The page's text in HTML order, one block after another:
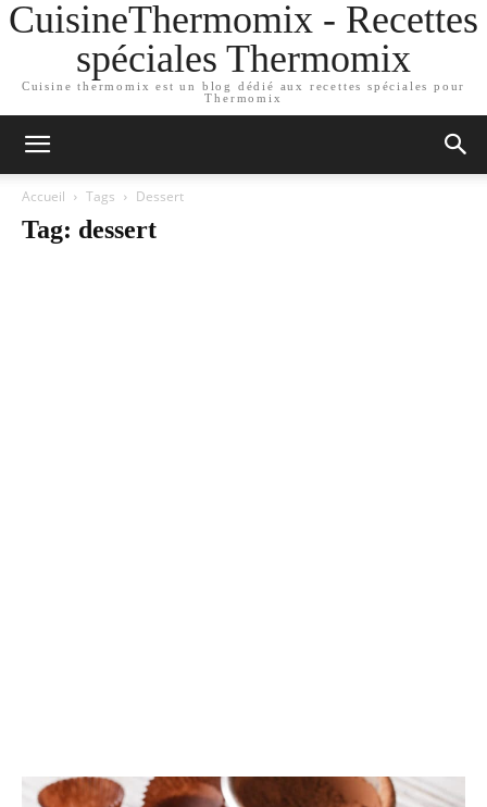
CuisineThermomix - Recettes
spéciales Thermomix
Cuisine thermomix est un blog dédié aux recettes spéciales pour
Thermomix
Accueil Tags Dessert
Tag: dessert